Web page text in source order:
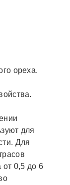
ореха.
для
Для
от 0,5 до 6